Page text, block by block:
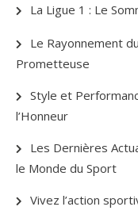
La Ligue 1 : Le
Le Rayonnement
Prometteuse
Style et
l’Honneur
Les Dernières
le Monde du Sport
Vivez l’action